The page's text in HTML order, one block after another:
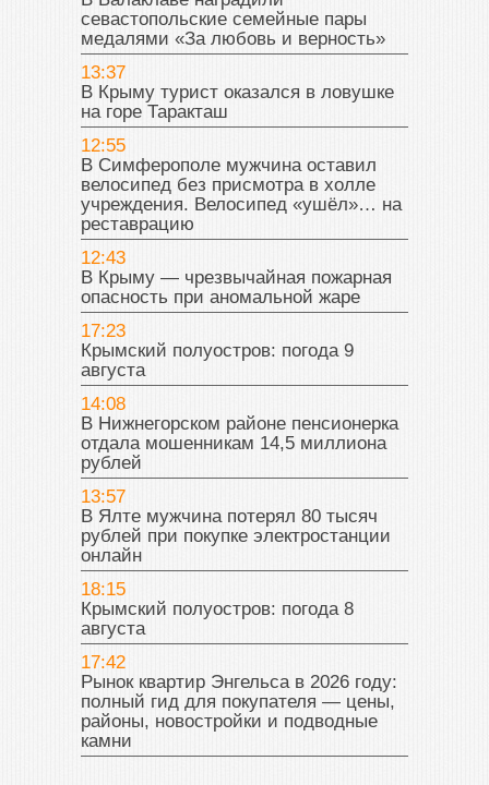
севастопольские семейные пары
медалями «За любовь и верность»
13:37
В Крыму турист оказался в ловушке
на горе Таракташ
12:55
В Симферополе мужчина оставил
велосипед без присмотра в холле
учреждения. Велосипед «ушёл»… на
реставрацию
12:43
В Крыму — чрезвычайная пожарная
опасность при аномальной жаре
17:23
Крымский полуостров: погода 9
августа
14:08
В Нижнегорском районе пенсионерка
отдала мошенникам 14,5 миллиона
рублей
13:57
В Ялте мужчина потерял 80 тысяч
рублей при покупке электростанции
онлайн
18:15
Крымский полуостров: погода 8
августа
17:42
Рынок квартир Энгельса в 2026 году:
полный гид для покупателя — цены,
районы, новостройки и подводные
камни